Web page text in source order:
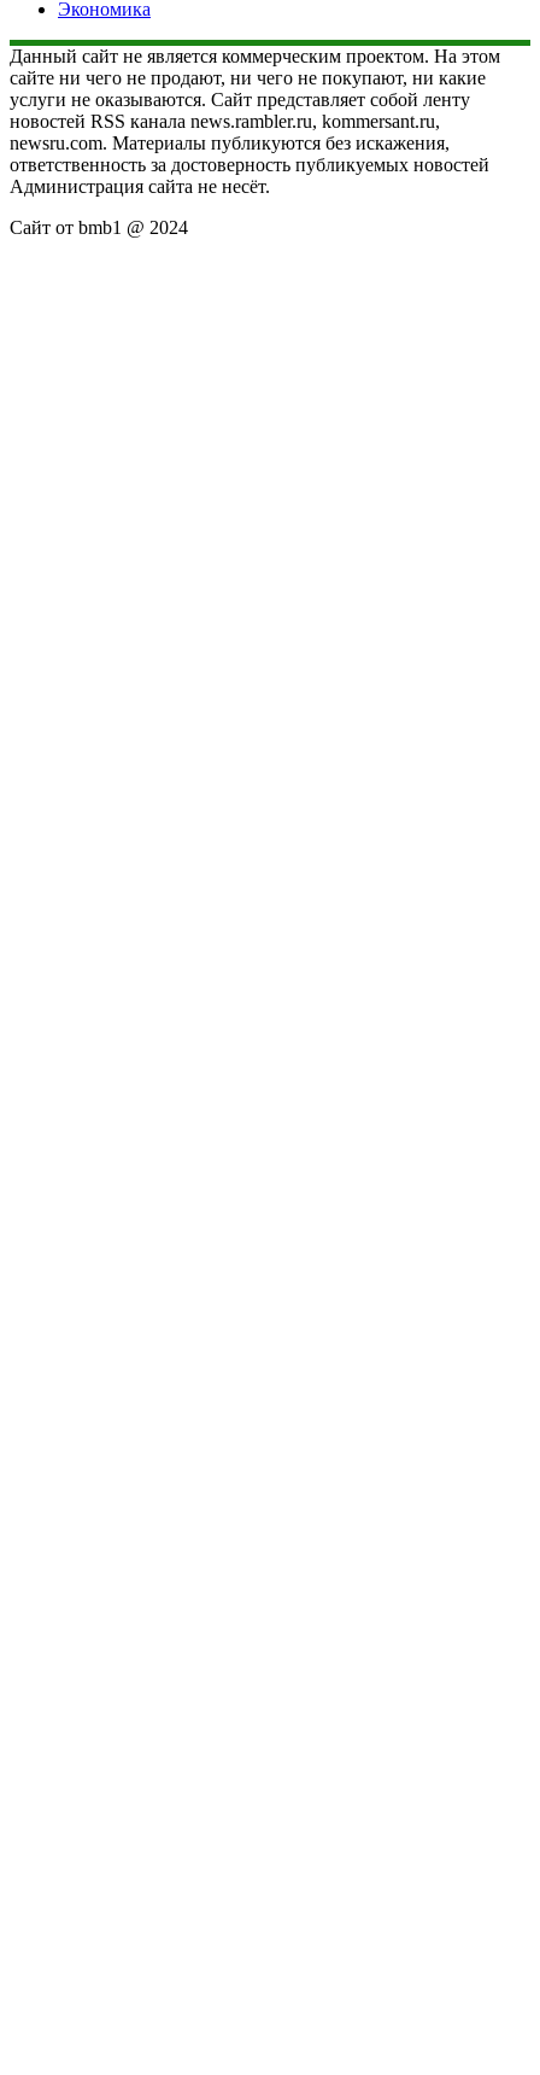
Экономика
Данный сайт не является коммерческим проектом. На этом
сайте ни чего не продают, ни чего не покупают, ни какие
услуги не оказываются. Сайт представляет собой ленту
новостей RSS канала news.rambler.ru, kommersant.ru,
newsru.com. Материалы публикуются без искажения,
ответственность за достоверность публикуемых новостей
Администрация сайта не несёт.
Сайт от bmb1 @ 2024